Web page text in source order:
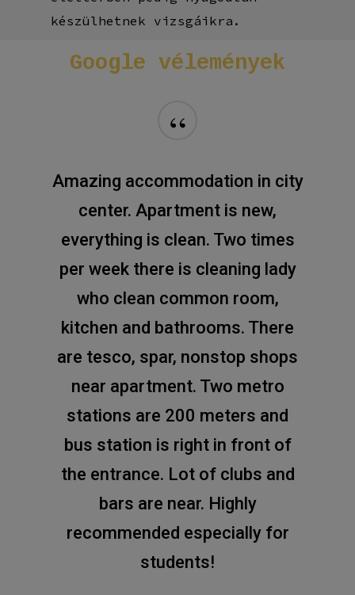
készülhetnek vizsgáikra.
Google vélemények
“
Amazing accommodation in city
center. Apartment is new,
everything is clean. Two times
per week there is cleaning lady
who clean common room,
kitchen and bathrooms. There
are tesco, spar, nonstop shops
near apartment. Two metro
stations are 200 meters and
bus station is right in front of
the entrance. Lot of clubs and
bars are near. Highly
recommended especially for
students!